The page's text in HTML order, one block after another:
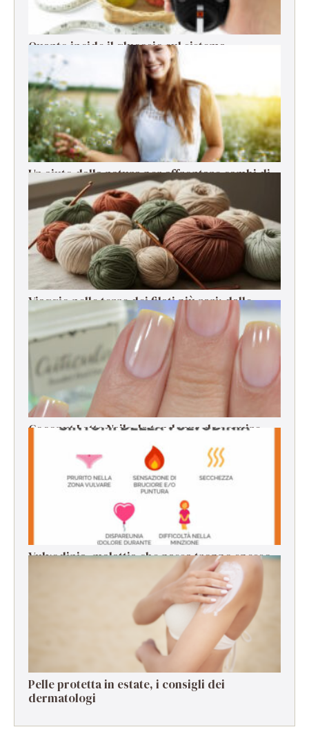
Quanto incide il glucosio sul sistema
immunitario?
Un aiuto dalla natura per affrontare cambi di
stagione, stress e cali di energia
Viaggio nelle terre dei filati più rari: dalle
origini alla filatura
Coconut Latte Nails, la tendenza da seguire
Vulvodinia, malattia che passa troppo spesso
Pelle protetta in estate, i consigli dei
dermatologi